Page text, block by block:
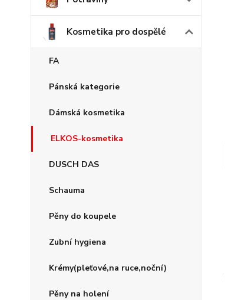
Kosmetika pro dospělé
FA
Pánská kategorie
Dámská kosmetika
ELKOS-kosmetika
DUSCH DAS
Schauma
Pěny do koupele
Zubní hygiena
Krémy(pleťové,na ruce,noční)
Pěny na holení